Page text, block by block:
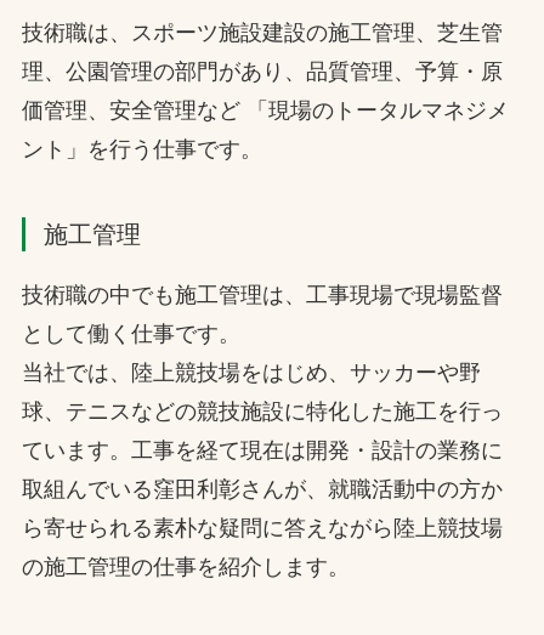
技術職は、スポーツ施設建設の施工管理、芝生管
理、公園管理の部門があり、品質管理、予算・原
価管理、安全管理など 「現場のトータルマネジメ
ント」を行う仕事です。
施工管理
技術職の中でも施工管理は、工事現場で現場監督
として働く仕事です。
当社では、陸上競技場をはじめ、サッカーや野
球、テニスなどの競技施設に特化した施工を行っ
ています。工事を経て現在は開発・設計の業務に
取組んでいる窪田利彰さんが、就職活動中の方か
ら寄せられる素朴な疑問に答えながら陸上競技場
の施工管理の仕事を紹介します。